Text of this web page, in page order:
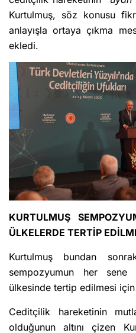
Kurtulmuş, söz konusu
anlayışla ortaya çıkma
ekledi.
KURTULMUŞ
ÜLKELERDE TERTİP
Kurtulmuş bundan
sempozyumun her
ülkesinde tertip edilmesi
Ceditçilik hareketinin
olduğunun altını çizen